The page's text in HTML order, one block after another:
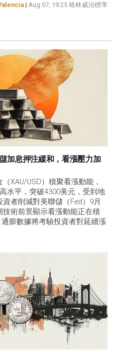
| Aug 07, 19:25 格林威治標準
加息押注緩和，看漲壓力加
XAU/USD）積聚看漲動能，
水平，突破4300美元，受到地
者削減對美聯儲（Fed）9月
術前景顯示看漲動能正在積
膨數據將考驗投資者對延續漲